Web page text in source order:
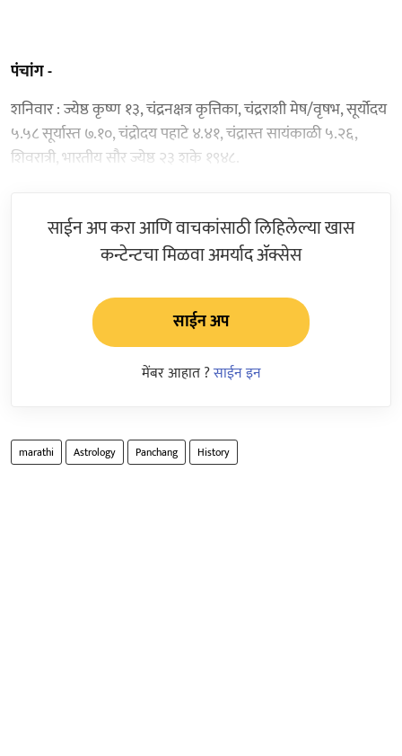
पंचांग -
शनिवार : ज्येष्ठ कृष्ण १३, चंद्रनक्षत्र कृत्तिका, चंद्रराशी मेष/वृषभ, सूर्योदय
५.५८ सूर्यास्त ७.१०, चंद्रोदय पहाटे ४.४१, चंद्रास्त सायंकाळी ५.२६,
शिवरात्री, भारतीय सौर ज्येष्ठ २३ शके १९४८.
साईन अप करा आणि वाचकांसाठी लिहिलेल्या खास
कन्टेन्टचा मिळवा अमर्याद ॲक्सेस
साईन अप
मेंबर आहात ?साईन इन
marathi Astrology Panchang History